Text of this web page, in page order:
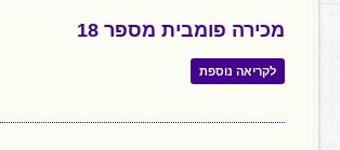
מכירה פומבית מספר 18
לקריאה נוספת